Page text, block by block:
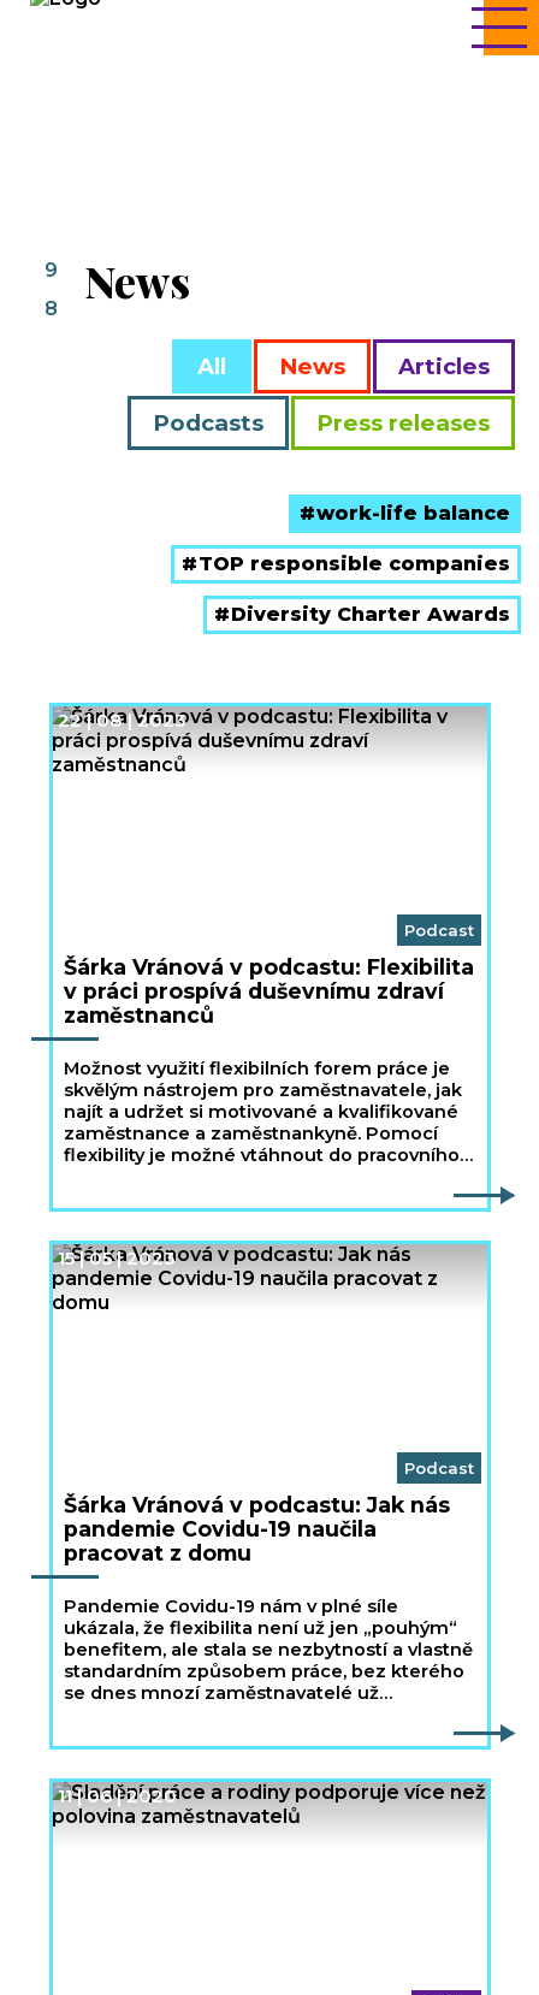
9
8
News
All News Articles
Podcasts Press releases
work-life balance
TOP responsible companies
Diversity Charter Awards
Podcast
Šárka Vránová v podcastu: Flexibilita
v práci prospívá duševnímu zdraví
zaměstnanců
22 | 08 | 2023
Možnost využití flexibilních forem práce je
skvělým nástrojem pro zaměstnavatele, jak
najít a udržet si motivované a kvalifikované
zaměstnance a zaměstnankyně. Pomocí
flexibility je možné vtáhnout do pracovního
Podcast
Šárka Vránová v podcastu: Jak nás
pandemie Covidu-19 naučila
pracovat z domu
15 | 05 | 2023
Pandemie Covidu-19 nám v plné síle
ukázala, že flexibilita není už jen „pouhým“
benefitem, ale stala se nezbytností a vlastně
standardním způsobem práce, bez kterého
se dnes mnozí zaměstnavatelé už
11 | 06 | 2020